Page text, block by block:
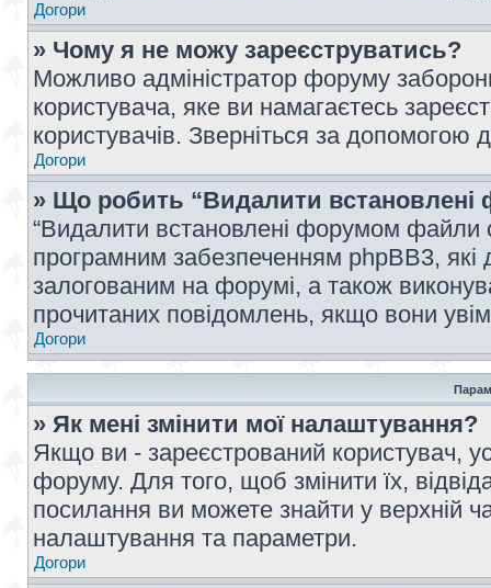
Догори
» Чому я не можу зареєструватись?
Можливо адміністратор форуму
користувача, яке ви намагаєтесь
користувачів. Зверніться за допомогою
Догори
» Що робить “Видалити
“Видалити встановлені форумом файли
програмним забезпеченням phpBB3,
залогованим на форумі, а також
прочитаних повідомлень, якщо вони
Догори
» Як мені змінити мої налаштування?
Якщо ви - зареєстрований користувач,
форуму. Для того, щоб змінити їх,
посилання ви можете знайти у верхній
налаштування та параметри.
Догори